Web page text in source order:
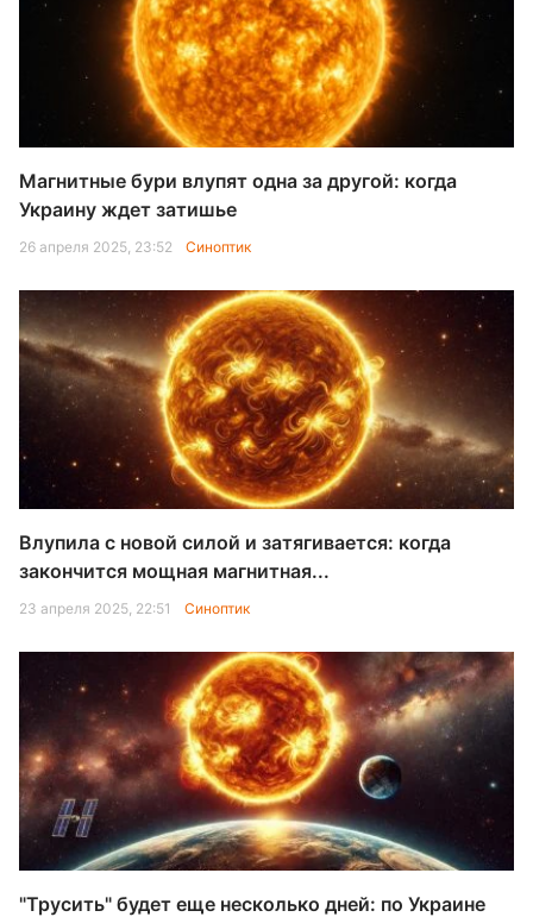
Магнитные бури влупят одна за другой: когда
Украину ждет затишье
26 апреля 2025, 23:52 Синоптик
Влупила с новой силой и затягивается: когда
закончится мощная магнитная...
23 апреля 2025, 22:51 Синоптик
"Трусить" будет еще несколько дней: по Украине